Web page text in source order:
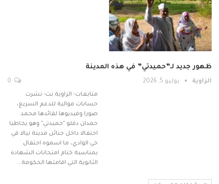
ظهور جديد لـ”حميدتي” في هذه المدينة
الزاوية يوليو 5, 2026
متابعات- الزاوية نت- نشرت
حسابات موالية للدعم السريع،
صورا وفيديوها لقائدها محمد
حمدان دقلو "حميدتي" وهو يخاطبا
احتفالا داخل جنائن مدينة نيالا في
حي الوادي، ما اسموه احتفال
بمناسبة ختام امتحانات الشهادة
الثانوية التي اقامتها الحكومة…